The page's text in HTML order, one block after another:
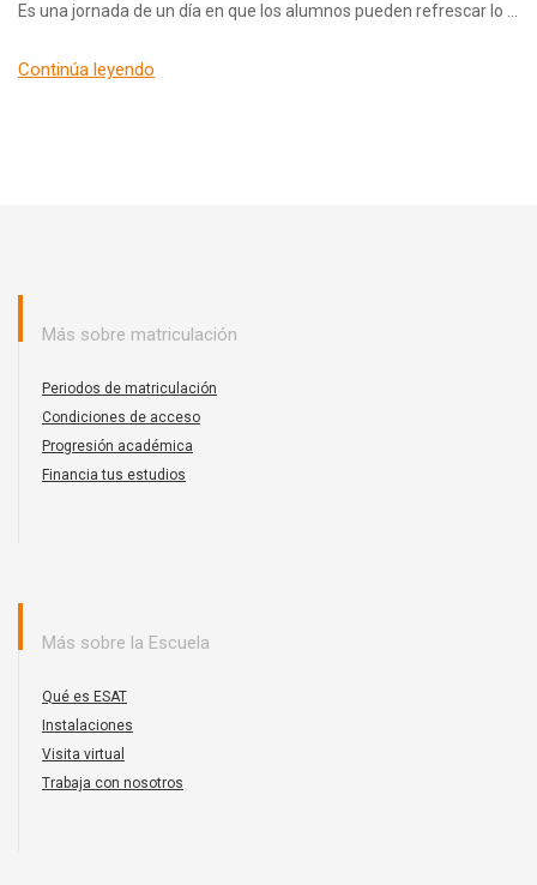
Es una jornada de un día en que los alumnos pueden refrescar lo …
Continúa leyendo
Más sobre matriculación
Periodos de matriculación
Condiciones de acceso
Progresión académica
Financia tus estudios
Más sobre la Escuela
Qué es ESAT
Instalaciones
Visita virtual
Trabaja con nosotros